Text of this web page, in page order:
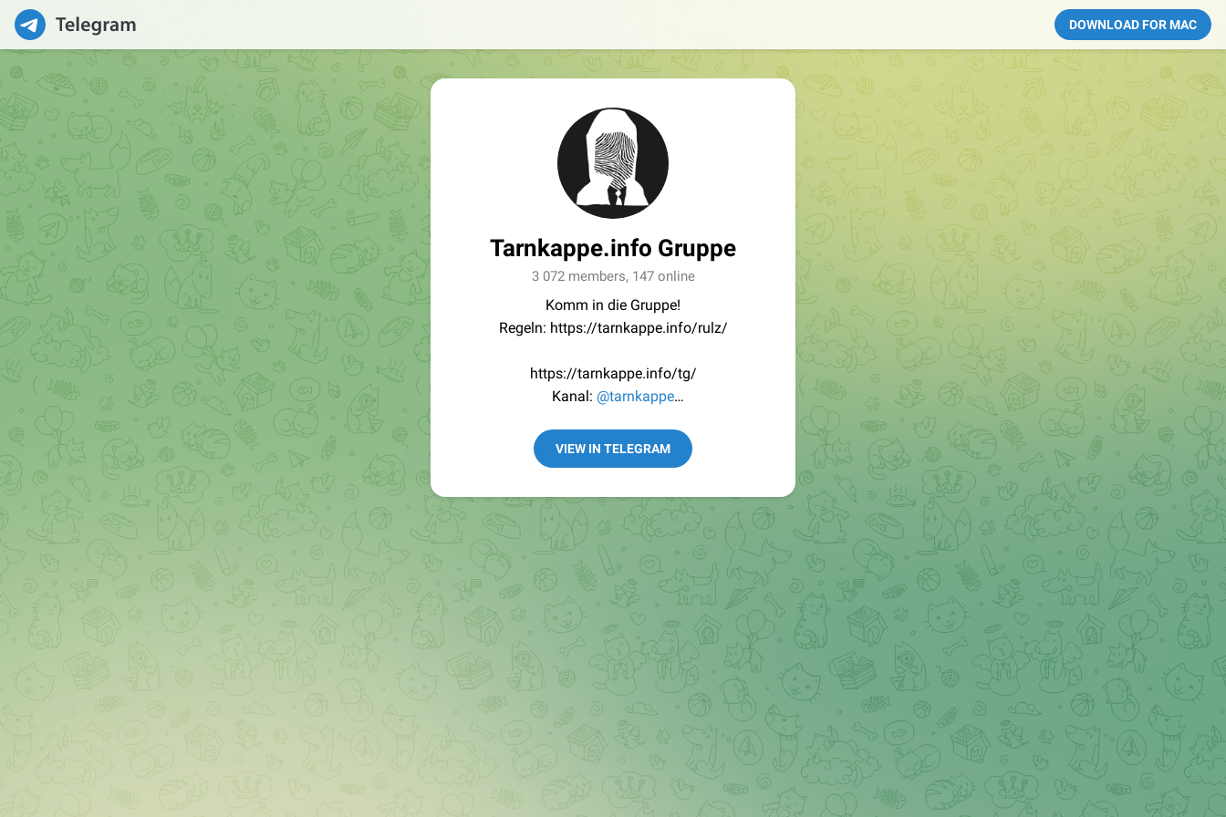
DOWNLOAD FOR MAC
Tarnkappe.info Gruppe
3 072 members, 147 online
Komm in die Gruppe!
Regeln: https://tarnkappe.info/rulz/
https://tarnkappe.info/tg/
Kanal: @tarnkappe
Best of:@bestoftarnkappe
VIEW IN TELEGRAM